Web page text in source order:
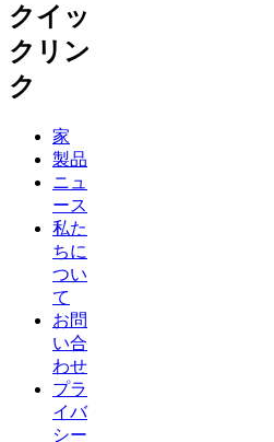
クイッ
クリン
ク
家
製品
ニュ
ース
私た
ちに
つい
て
お問
い合
わせ
プラ
イバ
シー